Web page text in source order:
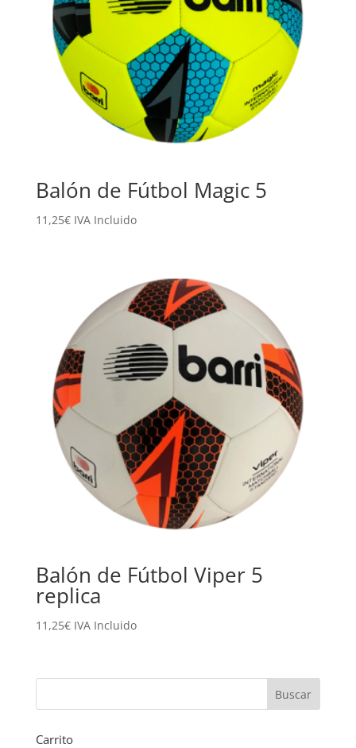
Balón de Fútbol Magic 5
11,25€ IVA Incluido
Balón de Fútbol Viper 5
replica
11,25€ IVA Incluido
Carrito